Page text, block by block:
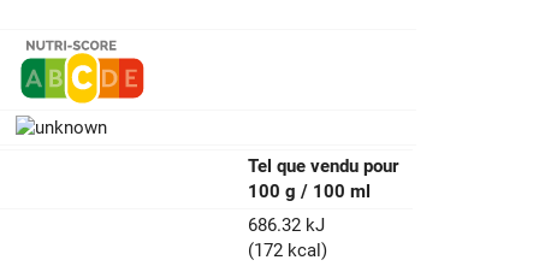
Tel que vendu pour
100 g / 100 ml
686.32 kJ
(172 kcal)